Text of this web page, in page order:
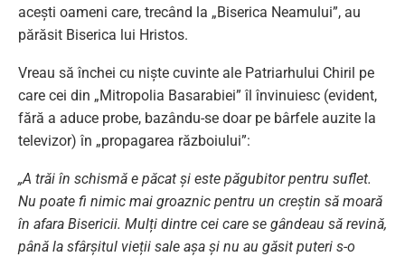
acești oameni care, trecând la „Biserica Neamului”, au
părăsit Biserica lui Hristos.
Vreau să închei cu niște cuvinte ale Patriarhului Chiril pe
care cei din „Mitropolia Basarabiei” îl învinuiesc (evident,
fără a aduce probe, bazându-se doar pe bârfele auzite la
televizor) în „propagarea războiului”:
„A trăi în schismă e păcat și este păgubitor pentru suflet.
Nu poate fi nimic mai groaznic pentru un creștin să moară
în afara Bisericii. Mulți dintre cei care se gândeau să revină,
până la sfârșitul vieții sale așa și nu au găsit puteri s-o